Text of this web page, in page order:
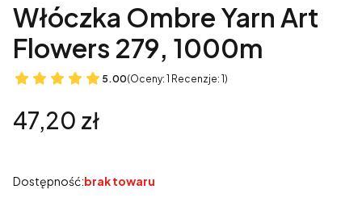
Włóczka Ombre Yarn Art
Flowers 279, 1000m
5.00(Oceny: 1 Recenzje: 1)
Cena
47,20 zł
Dostępność:brak towaru